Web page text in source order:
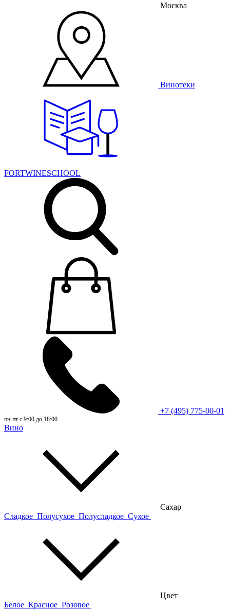
Москва
Винотеки
FORTWINESCHOOL
+7 (495) 775-00-01
пн-пт с 9:00 до 18:00
Вино
Сахар
Сладкое Полусухое Полусладкое Сухое
Цвет
Белое Красное Розовое